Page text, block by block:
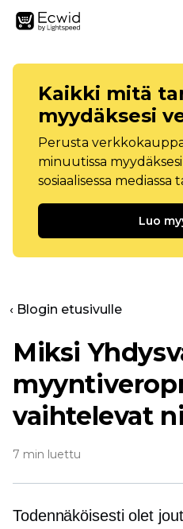
Kaikki mitä
myydäksesi
Perusta
minuutissa
sosiaalisessa
Luo
‹ Blogin etusivulle
Miksi
vaihtelevat
7 min luettu
Todennäköisesti olet